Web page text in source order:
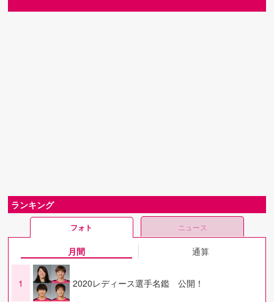
ランキング
フォト ニュース
月間 通算
1 2020レディース選手名鑑 公開！